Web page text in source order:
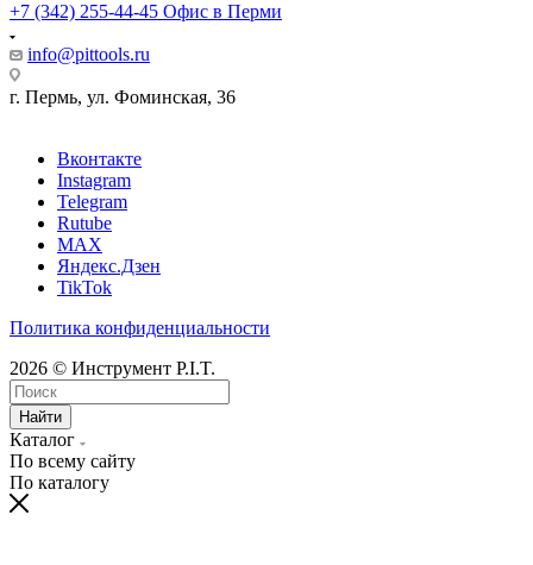
+7 (342) 255-44-45 Офис в Перми
info@pittools.ru
г. Пермь, ул. Фоминская, 36
Вконтакте
Instagram
Telegram
Rutube
MAX
Яндекс.Дзен
TikTok
Политика конфиденциальности
2026 © Инструмент P.I.T.
Найти
Каталог
По всему сайту
По каталогу